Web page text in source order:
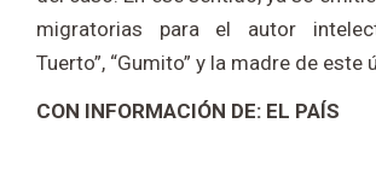
migratorias para el autor
Tuerto”, “Gumito” y la madre de este
CON INFORMACIÓN DE: EL PAÍS